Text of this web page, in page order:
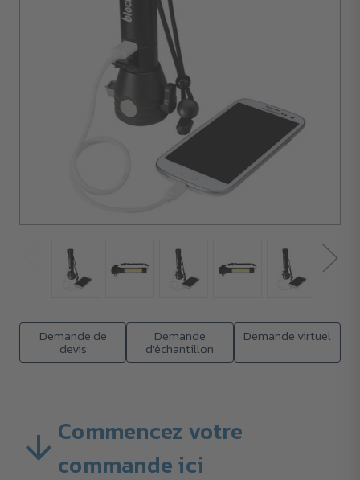
Demande de
devis
Demande
d'échantillon
Demande virtuel
Commencez votre
commande ici